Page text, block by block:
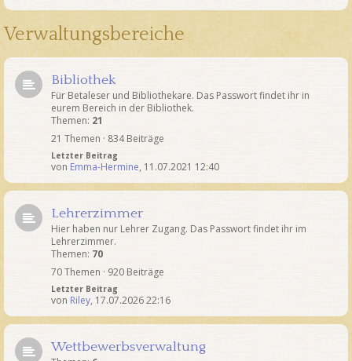
Verwaltungsbereiche
Bibliothek
Für Betaleser und Bibliothekare. Das Passwort findet ihr in
eurem Bereich in der Bibliothek.
Themen: 21
21 Themen · 834 Beiträge
Letzter Beitrag
von Emma-Hermine, 11.07.2021 12:40
Lehrerzimmer
Hier haben nur Lehrer Zugang. Das Passwort findet ihr im
Lehrerzimmer.
Themen: 70
70 Themen · 920 Beiträge
Letzter Beitrag
von Riley, 17.07.2026 22:16
Wettbewerbsverwaltung